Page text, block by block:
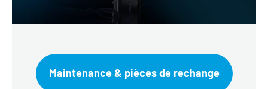
Maintenance & pièces de rechange